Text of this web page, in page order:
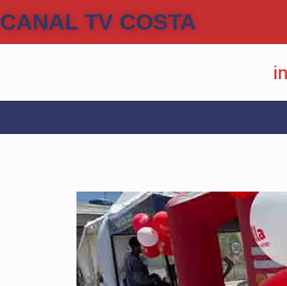
CANAL TV COSTA